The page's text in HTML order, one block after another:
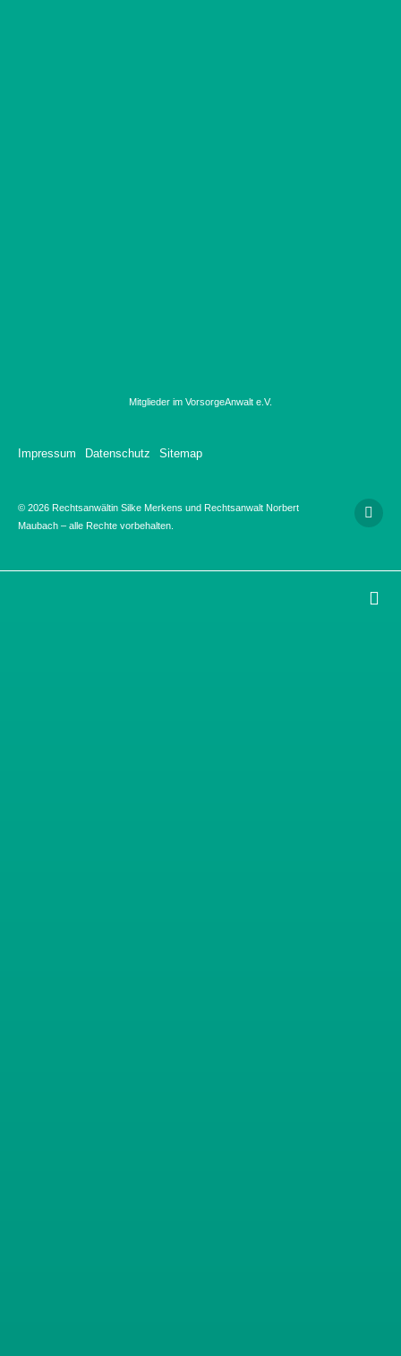
Mitglieder im VorsorgeAnwalt e.V.
Impressum Datenschutz Sitemap
© 2026 Rechtsanwältin Silke Merkens und Rechtsanwalt Norbert
Maubach – alle Rechte vorbehalten.